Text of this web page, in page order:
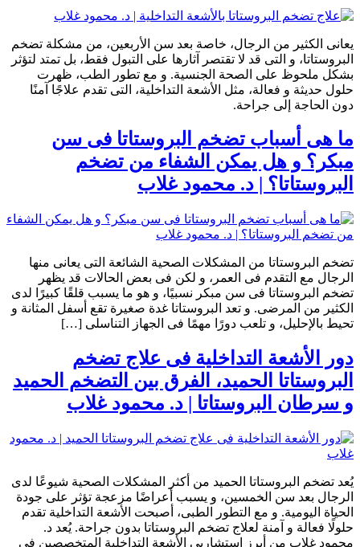
يعانى الكثير من الرجال، خاصة بعد سن الأربعين، من مشكلة تضخم
البروستاتا، و التى قد لا تقتصر آثارها على التبول فقط، بل تمتد لتؤثر
بشكل ملحوظ على الصحة الجنسية. و مع تطور الطب، ظهرت
حلول حديثة و فعالة، مثل الأشعة التداخلية، التى تقدم علاجًا آمنًا
دون الحاجة إلى جراحة.
ما هى أسباب تضخم البروستاتا فى سن
مبكر؟ و هل يمكن الشفاء من تضخم
البروستاتا؟ | د. محمود غلاب
تضخم البروستاتا من المشكلات الصحية الشائعة التى يعانى منها
الرجال مع التقدم فى العمر، و لكن فى بعض الحالات قد يظهر
تضخم البروستاتا فى سن مبكر نسبيًا، و هو ما يسبب قلقًا كبيرًا لدى
الكثير من المرضى. و تعد البروستاتا غدة صغيرة تقع أسفل المثانة و
تحيط بالإحليل، و تلعب دورًا مهمًا فى الجهاز التناسلى […]
دور الأشعة التداخلية فى علاج تضخم
البروستاتا الحميد، الفرق بين التضخم الحميد
و سرطان البروستاتا | د. محمود غلاب
يُعد تضخم البروستاتا الحميد من أكثر المشكلات الصحية شيوعًا لدى
الرجال بعد سن الخمسين، و يسبب أعراضًا مزعجة تؤثر على جودة
الحياة اليومية. و مع التطور الطبى، أصبحت الأشعة التداخلية تقدم
حلولًا فعالة و آمنة لعلاج تضخم البروستاتا بدون جراحة. يُعد د.
محمود غلاب من أبرز استشاريى الأشعة التداخلية المتخصصين فى